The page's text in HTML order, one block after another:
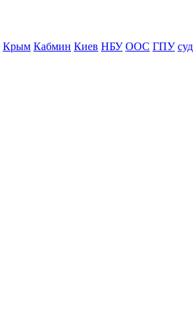
Крым Кабмин Киев НБУ ООС ГПУ суд